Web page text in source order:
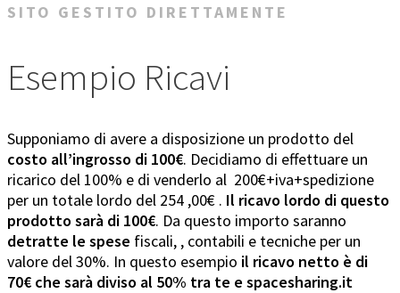
SITO GESTITO DIRETTAMENTE
Esempio Ricavi
Supponiamo di avere a disposizione un prodotto del
costo all’ingrosso di 100€. Decidiamo di effettuare un
ricarico del 100% e di venderlo al 200€+iva+spedizione
per un totale lordo del 254 ,00€ . Il ricavo lordo di questo
prodotto sarà di 100€. Da questo importo saranno
detratte le spese fiscali, , contabili e tecniche per un
valore del 30%. In questo esempio il ricavo netto è di
70€ che sarà diviso al 50% tra te e spacesharing.it